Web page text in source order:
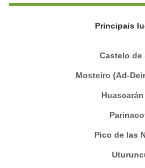
Principais
Castelo de
Mosteiro (Ad-
Pico de las